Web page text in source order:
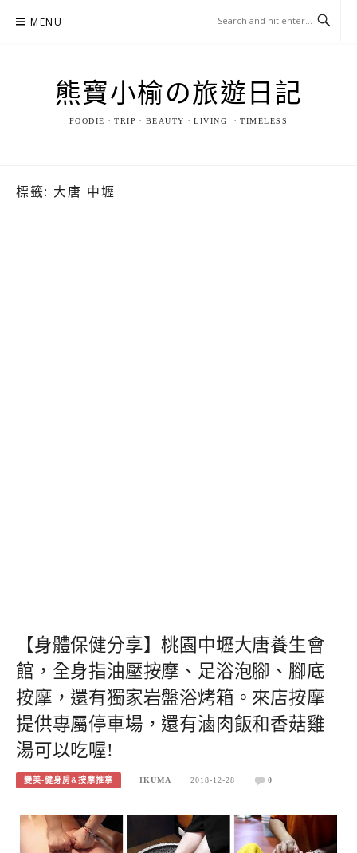
MENU
熊寶小榆の旅遊日記
FOODIE．TRIP．BEAUTY．LIVING ．TIMELESS
標籤: 大唐 中壢
【身體保健分享】桃園中壢大唐養生會
館，全身指油壓按摩、足浴泡腳、腳底
按摩，還有獨家岩盤浴烤箱。來店按摩
提供專屬停車場，還有滷肉飯和香菇雞
湯可以吃喔!
變美-健身房&按摩推拿 IKUMA 2018-12-28 0